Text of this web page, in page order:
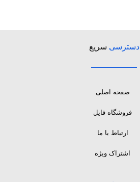
دسترسی سریع
صفحه اصلی
فروشگاه فایل
ارتباط با ما
اشتراک ویژه